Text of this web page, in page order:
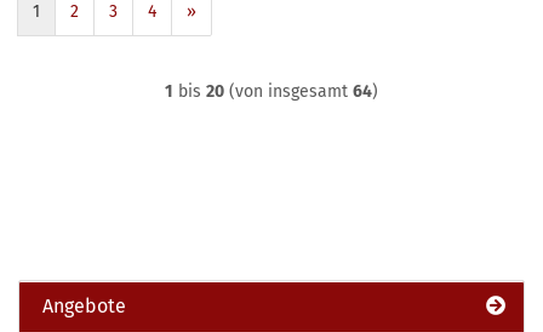
1 2 3 4 »
1 bis 20 (von insgesamt 64)
Angebote